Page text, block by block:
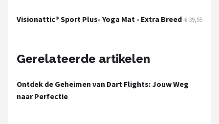
Alle merken →
Visionattic® Sport Plus- Yoga Mat - Extra Breed € 39,95
Gerelateerde artikelen
Ontdek de Geheimen van Dart Flights: Jouw Weg
naar Perfectie